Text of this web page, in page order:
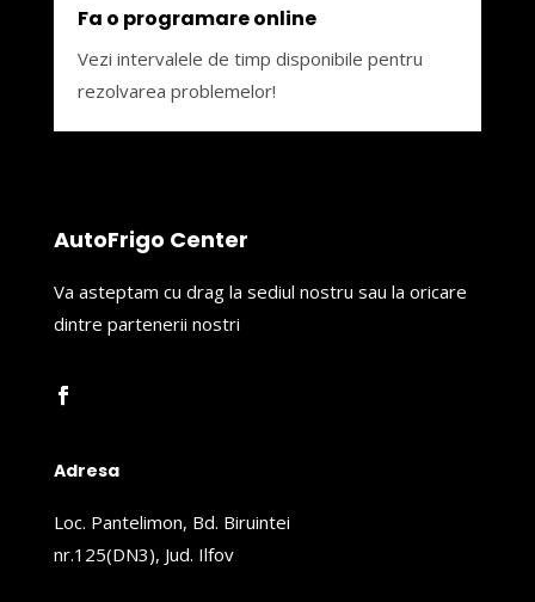
Fa o programare online
Vezi intervalele de timp disponibile pentru
rezolvarea problemelor!
AutoFrigo Center
Va asteptam cu drag la sediul nostru sau la oricare
dintre partenerii nostri
Adresa
Loc. Pantelimon, Bd. Biruintei
nr.125(DN3), Jud. Ilfov